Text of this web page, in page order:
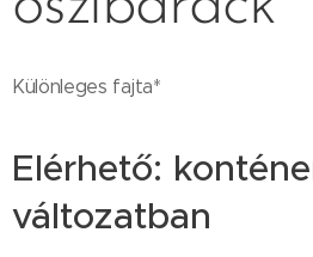
Különleges fajta*
Elérhető:
változatban